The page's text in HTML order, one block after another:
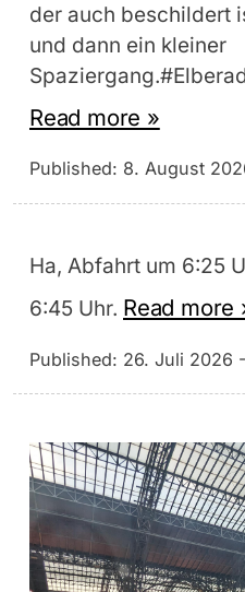
der auch beschildert
und dann ein kleiner
Read more »
Published: 8. August
Ha, Abfahrt um 6:25
6:45 Uhr. Read more
Published: 26. Juli 2026